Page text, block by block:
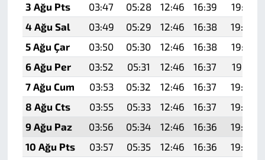
3 Ağu Pts
03:47 05:28 12:46 16:39
19:55
4 Ağu Sal
03:49 05:29 12:46 16:38
19:54
5 Ağu Çar
03:50 05:30 12:46 16:38
19:53
6 Ağu Per
03:52 05:31 12:46 16:37
19:51
7 Ağu Cum
03:53 05:32 12:46 16:37
19:50
8 Ağu Cts
03:55 05:33 12:46 16:37
19:49
9 Ağu Paz
03:56 05:34 12:46 16:36
19:48
10 Ağu Pts
03:57 05:35 12:46 16:36
19:47